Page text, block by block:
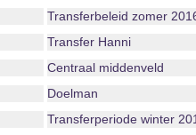
Transferbeleid zomer
Transfer Hanni
Centraal middenveld
Doelman
Transferperiode winter